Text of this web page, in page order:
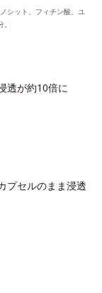
シット、フィチン酸、ユ
透が約10倍に
プセルのまま浸透